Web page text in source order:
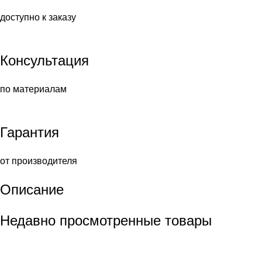
доступно к заказу
Консультация
по материалам
Гарантия
от производителя
Описание
Недавно просмотренные товары